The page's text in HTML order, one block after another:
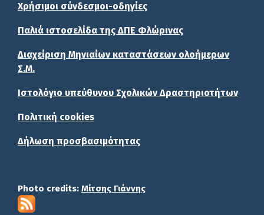
Χρήσιμοι σύνδεσμοι-οδηγίες
Παλιά ιστοσελίδα της ΔΠΕ Φλώρινας
Διαχείριση Μηνιαίων καταστάσεων ολοήμερων
Σ.Μ.
Ιστολόγιο υπεύθυνου Σχολικών Δραστηριοτήτων
Πολιτική cookies
Δήλωση προσβασιμότητας
Photo credits: Μίτσης Γιάννης